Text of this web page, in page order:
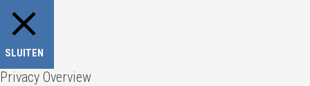
SLUITEN
Privacy Overview